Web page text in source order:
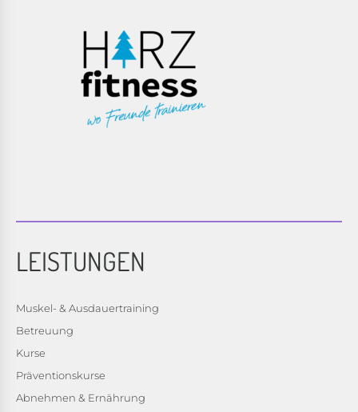
LEISTUNGEN
Muskel- & Ausdauertraining
Betreuung
Kurse
Präventionskurse
Abnehmen & Ernährung